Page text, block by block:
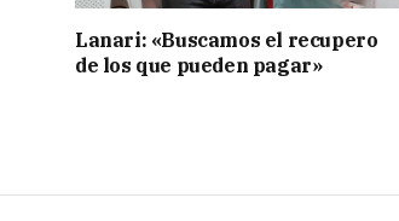
Lanari: «Buscamos el recupero
de los que pueden pagar»